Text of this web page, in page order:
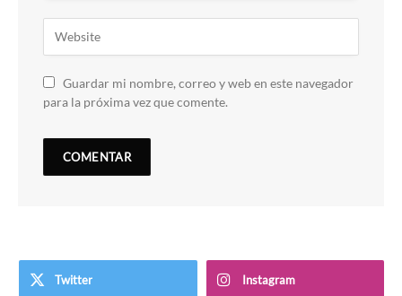
Guardar mi nombre, correo y web en este navegador
para la próxima vez que comente.
Twitter Instagram